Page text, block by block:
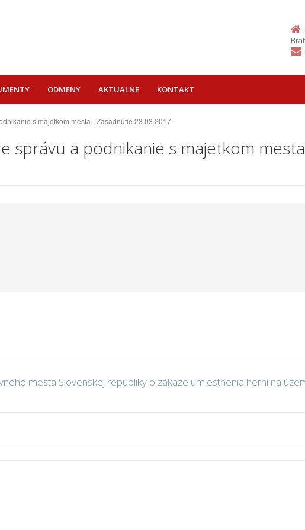
ODMENY AKTUALNE KONTAKT
s majetkom mesta - Zasadnutie 23.03.2017
správu a podnikanie s majetkom
mesta Slovenskej republiky o zákaze umiestnenia herní na